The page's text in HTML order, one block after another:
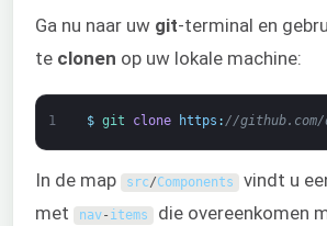
Ga nu naar uw git-terminal en
te clonen op uw lokale machine:
1 $ git clone https : //github.com/
In de map src/Components vindt u
met
nav- items die overeenkomen